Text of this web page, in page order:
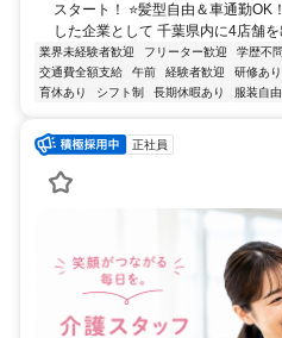
スタート！ ⭐髪型自由＆車通勤
した企業として 千葉県内に4店舗
業界未経験者歓迎 フリーター歓迎 学歴不問
交通費全額支給
午前 経験者歓迎 研修あり
育休あり
シフト制 長期休暇あり 服装自由
正社員